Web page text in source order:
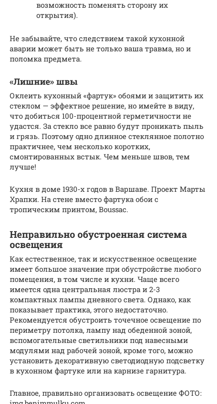
возможность поменять сторону их
открытия).
Не забывайте, что следствием такой кухонной
аварии может быть не только ваша травма, но и
поломка предмета.
«Лишние» швы
Оклеить кухонный «фартук» обоями и защитить их
стеклом — эффектное решение, но имейте в виду,
что добиться 100-процентной герметичности не
удастся. За стекло все равно будут проникать пыль
и грязь. Поэтому одно длинное стеклянное полотно
практичнее, чем несколько коротких,
смонтированных встык. Чем меньше швов, тем
лучше!
Кухня в доме 1930-х годов в Варшаве. Проект Марты
Храпки. На стене вместо фартука обои с
тропическим принтом, Boussac.
Неправильно обустроенная система
освещения
Как естественное, так и искусственное освещение
имеет большое значение при обустройстве любого
помещения, в том числе и кухни. Чаще всего
имеется одна центральная люстра и 2-3
компактных лампы дневного света. Однако, как
показывает практика, этого недостаточно.
Рекомендуется обустроить точечное освещение по
периметру потолка, лампу над обеденной зоной,
вспомогательные светильники под навесными
модулями над рабочей зоной, кроме того, можно
установить декоративную светодиодную подсветку
в кухонном фартуке или на карнизе гарнитура.
Главное, правильно организовать освещение ФОТО: